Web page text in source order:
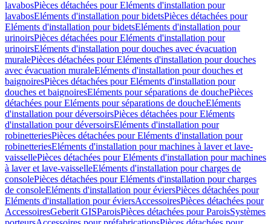
lavabosPièces détachées pour Eléments d'installation pour
lavabosEléments d'installation pour bidetsPièces détachées pour
Eléments d'installation pour bidetsEléments d'installation pour
urinoirsPièces détachées pour Eléments d'installation pour
urinoirsEléments d'installation pour douches avec évacuation
muralePièces détachées pour Eléments d'installation pour douches
avec évacuation muraleEléments d'installation pour douches et
baignoiresPièces détachées pour Eléments d'installation pour
douches et baignoiresEléments pour séparations de douchePièces
détachées pour Eléments pour séparations de doucheEléments
d'installation pour déversoirsPièces détachées pour Eléments
d'installation pour déversoirsEléments d'installation pour
robinetteriesPièces détachées pour Eléments d'installation pour
robinetteriesEléments d'installation pour machines à laver et lave-
vaissellePièces détachées pour Eléments d'installation pour machines
à laver et lave-vaisselleEléments d'installation pour charges de
consolePièces détachées pour Eléments d'installation pour charges
de consoleEléments d'installation pour éviersPièces détachées pour
Eléments d'installation pour éviersAccessoiresPièces détachées pour
AccessoiresGeberit GISParoisPièces détachées pour ParoisSystèmes